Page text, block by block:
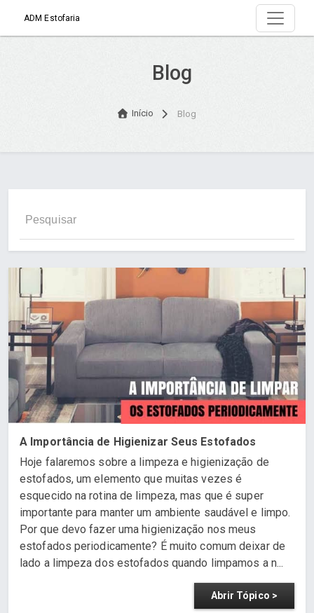
ADM Estofaria
Blog
Início Blog
A Importância de Higienizar Seus Estofados
Hoje falaremos sobre a limpeza e higienização de
estofados, um elemento que muitas vezes é
esquecido na rotina de limpeza, mas que é super
importante para manter um ambiente saudável e limpo.
Por que devo fazer uma higienização nos meus
estofados periodicamente? É muito comum deixar de
lado a limpeza dos estofados quando limpamos a n...
Abrir Tópico >